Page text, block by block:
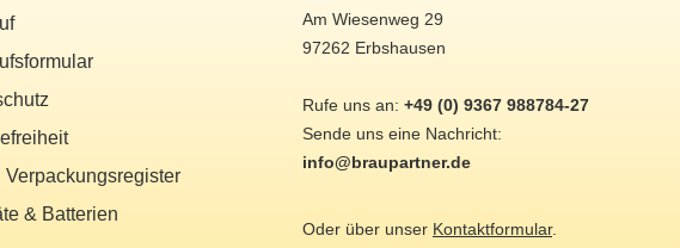
Am Wiesenweg 29
97262 Erbshausen
Rufe uns an: +49 (0) 9367 988784-27
Sende uns eine Nachricht:
info@braupartner.de
Oder über unser Kontaktformular.
Verpackungsregister
& Batterien